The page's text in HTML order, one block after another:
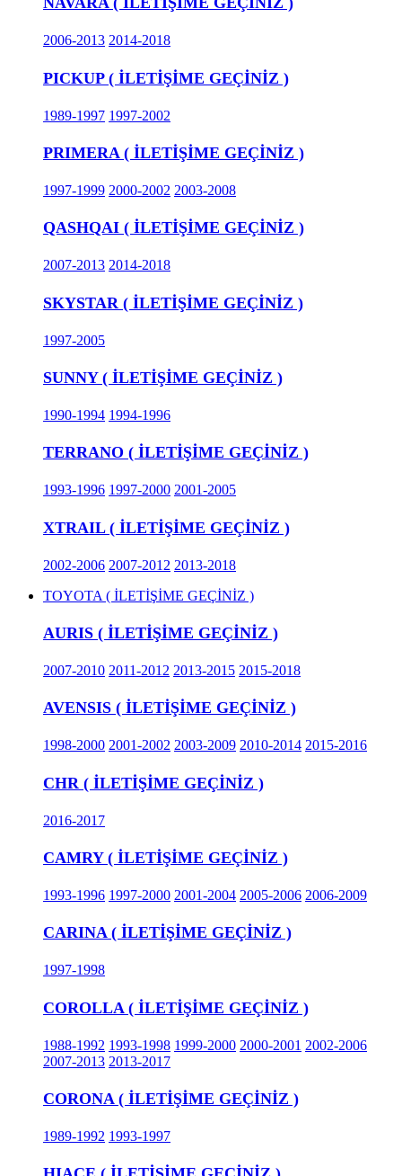
2006-2013 2014-2018
PICKUP ( İLETİŞİME GEÇİNİZ )
1989-1997 1997-2002
PRIMERA ( İLETİŞİME GEÇİNİZ )
1997-1999 2000-2002 2003-2008
QASHQAI ( İLETİŞİME GEÇİNİZ )
2007-2013 2014-2018
SKYSTAR ( İLETİŞİME GEÇİNİZ )
1997-2005
SUNNY ( İLETİŞİME GEÇİNİZ )
1990-1994 1994-1996
TERRANO ( İLETİŞİME GEÇİNİZ )
1993-1996 1997-2000 2001-2005
XTRAIL ( İLETİŞİME GEÇİNİZ )
2002-2006 2007-2012 2013-2018
TOYOTA ( İLETİŞİME GEÇİNİZ )
AURIS ( İLETİŞİME GEÇİNİZ )
2007-2010 2011-2012 2013-2015 2015-2018
AVENSIS ( İLETİŞİME GEÇİNİZ )
1998-2000 2001-2002 2003-2009 2010-2014 2015-2016
CHR ( İLETİŞİME GEÇİNİZ )
2016-2017
CAMRY ( İLETİŞİME GEÇİNİZ )
1993-1996 1997-2000 2001-2004 2005-2006 2006-2009
CARINA ( İLETİŞİME GEÇİNİZ )
1997-1998
COROLLA ( İLETİŞİME GEÇİNİZ )
1988-1992 1993-1998 1999-2000 2000-2001 2002-2006
2007-2013 2013-2017
CORONA ( İLETİŞİME GEÇİNİZ )
1989-1992 1993-1997